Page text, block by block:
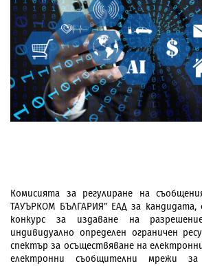
Комисията за регулиране на
ТАУЪРКОМ БЪЛГАРИЯ” ЕАД за кандидата,
конкурс за издаване на
индивидуално определен ограничен
спектър за осъществяване на
електронни съобщителни мрежи